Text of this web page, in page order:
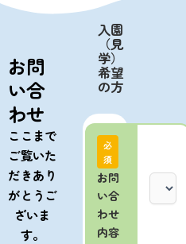
お問
い合
わせ
ここまで
ご覧いた
だきあり
がとうご
ざいま
す。
入園
（見
学）
希望
の方
必
須
お問
い合
わせ
内容